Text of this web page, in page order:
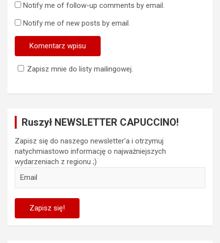
Notify me of follow-up comments by email.
Notify me of new posts by email.
Zapisz mnie do listy mailingowej.
Ruszył NEWSLETTER CAPUCCINO!
Zapisz się do naszego newsletter'a i otrzymuj
natychmiastowo informację o najważniejszych
wydarzeniach z regionu ;)